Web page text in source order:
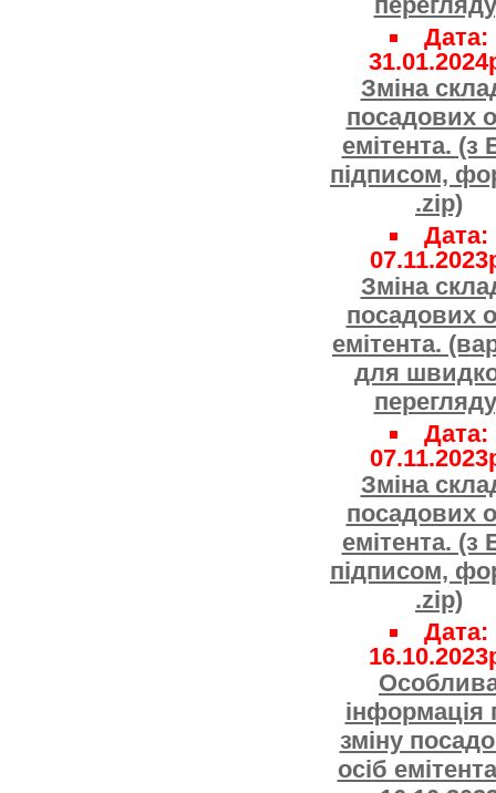
Дата:
Зміна
посадових
емітента. (з
підписом,
.zip)
Дата:
Зміна
посадових
емітента.
для
Дата:
Зміна
посадових
емітента. (з
підписом,
.zip)
Дата:
інформація
зміну
осіб